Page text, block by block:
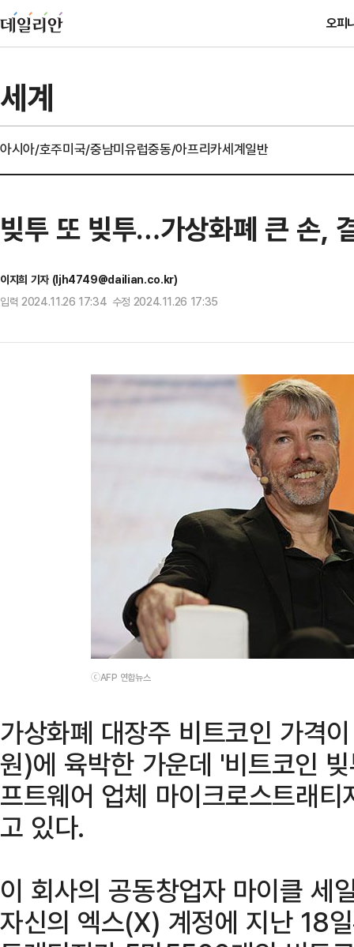
오피
세계
아시아/호주미국/중남미유럽중동/아프리카세계일반
빚투 또 빚투…가상화폐 큰 손,
이지희 기자 (ljh4749@dailian.co.kr)
입력 2024.11.26 17:34 수정 2024.11.26 17:35
ⓒAFP 연합뉴스
가상화폐 대장주 비트코인 가격
원)에 육박한 가운데 '비트코인
프트웨어 업체 마이크로스트래
고 있다.
이 회사의 공동창업자 마이클 세
자신의 엑스(X) 계정에 지난 18